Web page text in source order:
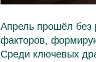
Апрель прошёл без
факторов,
Среди ключевых